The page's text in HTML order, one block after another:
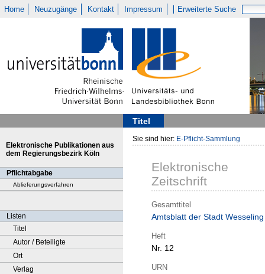
Home Neuzugänge Kontakt Impressum Erweiterte Suche
Titel
Elektronische Publikationen aus
dem Regierungsbezirk Köln
Pflichtabgabe
Ablieferungsverfahren
Listen
Titel
Autor / Beteiligte
Ort
Verlag
Sie sind hier: E-Pflicht-Sammlung
Elektronische
Zeitschrift
Gesamttitel
Amtsblatt der Stadt Wesseling
Heft
Nr. 12
URN